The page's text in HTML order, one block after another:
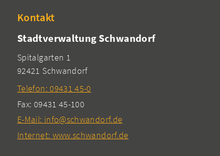
Kontakt
Stadtverwaltung Schwandorf
Spitalgarten 1
92421 Schwandorf
Telefon: 09431 45-0
Fax: 09431 45-100
E-Mail: info@schwandorf.de
Internet: www.schwandorf.de